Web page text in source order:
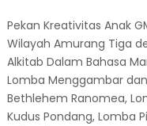
Pekan Kreativitas Anak
Wilayah Amurang Tiga
Alkitab Dalam Bahasa
Lomba Menggambar
Bethlehem Ranomea,
Kudus Pondang, Lomba